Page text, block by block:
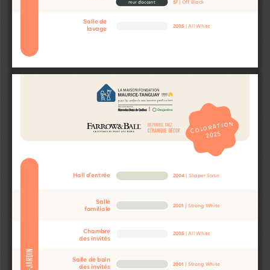
2005 | All White
Salle de
lavage
mur d’accent
DISPONIBLE CHEZ
CÉRAMIQUE DÉCOR COLORATION
2025
2001 | Strong White
2001 | Strong White
Salle
familiale
Chambre
des invités
2005 | All White
Salle de bain
des invités
Hall d’entrée 2004 | Slipper Satin